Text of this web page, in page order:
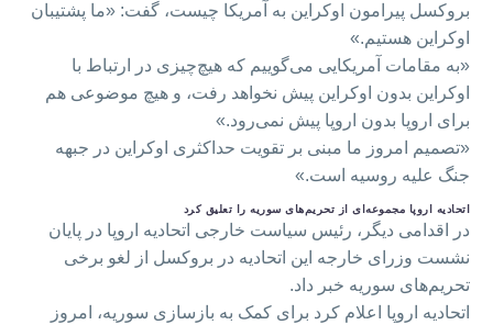
بروکسل پیرامون اوکراین به آمریکا چیست، گفت: «ما پشتیبان
اوکراین هستیم.»
«به مقامات آمریکایی می‌گوییم که هیچ‌چیزی در ارتباط با
اوکراین بدون اوکراین پیش نخواهد رفت، و هیچ‌ موضوعی هم
برای اروپا بدون اروپا پیش نمی‌رود.»
«تصمیم امروز ما مبنی بر تقویت حداکثری اوکراین در جبهه
جنگ علیه روسیه است.»
اتحادیه اروپا مجموعه‌ای از تحریم‌های سوریه را تعلیق کرد
در اقدامی دیگر، رئیس سیاست خارجی اتحادیه اروپا در پایان
نشست وزرای خارجه این اتحادیه در بروکسل از لغو برخی
تحریم‌های سوریه خبر داد.
اتحادیه اروپا اعلام کرد برای کمک به بازسازی سوریه، امروز